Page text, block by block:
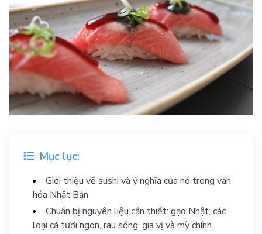
Mục lục:
Giới thiệu về sushi và ý nghĩa của nó trong văn
hóa Nhật Bản
Chuẩn bị nguyên liệu cần thiết: gạo Nhật, các
loại cá tươi ngon, rau sống, gia vị và mỳ chính